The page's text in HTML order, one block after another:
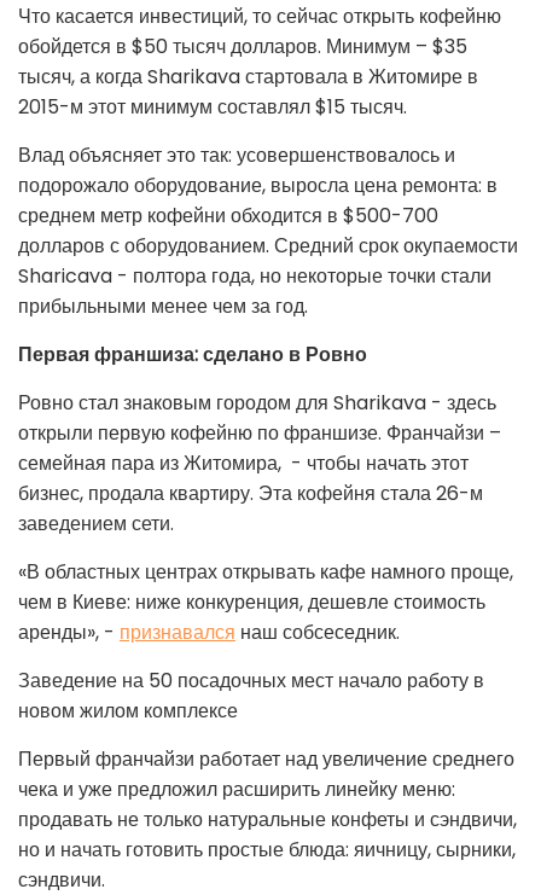
Что касается инвестиций, то сейчас открыть кофейню
обойдется в $50 тысяч долларов. Минимум – $35
тысяч, а когда Sharikava стартовала в Житомире в
2015-м этот минимум составлял $15 тысяч.
Влад объясняет это так: усовершенствовалось и
подорожало оборудование, выросла цена ремонта: в
среднем метр кофейни обходится в $500-700
долларов с оборудованием. Средний срок окупаемости
Sharicava - полтора года, но некоторые точки стали
прибыльными менее чем за год.
Первая франшиза: сделано в Ровно
Ровно стал знаковым городом для Sharikava - здесь
открыли первую кофейню по франшизе. Франчайзи –
семейная пара из Житомира, - чтобы начать этот
бизнес, продала квартиру. Эта кофейня стала 26-м
заведением сети.
«В областных центрах открывать кафе намного проще,
чем в Киеве: ниже конкуренция, дешевле стоимость
аренды», - признавался наш собсеседник.
Заведение на 50 посадочных мест начало работу в
новом жилом комплексе
Первый франчайзи работает над увеличение среднего
чека и уже предложил расширить линейку меню:
продавать не только натуральные конфеты и сэндвичи,
но и начать готовить простые блюда: яичницу, сырники,
сэндвичи.